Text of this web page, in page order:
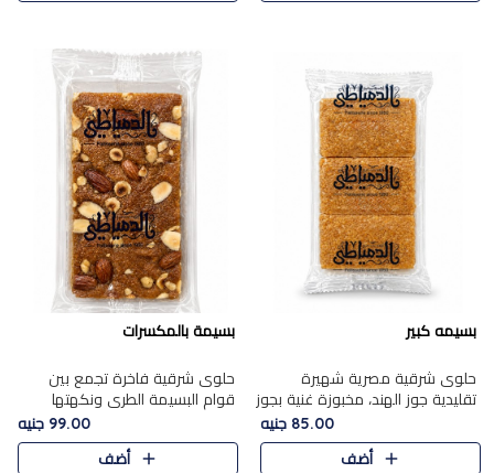
بسيمه كبير
حلوى شرقية مصرية شهيرة
تقليدية جوز الهند، مخبوزة غنية بجوز
الهند، بلمسه ذهبية وتتميز بقوامها
المرمل وطعمها اللذيذ الذي يشبه
البسبوسة. تُخبز..
85.00 جنيه
أضف
بسيمة بالمكسرات
حلوى شرقية فاخرة تجمع بين
قوام البسيمة الطري ونكهتها
الغنية، مزينة بتشكيلة مختارة من
اللوز والبندق والمكسرات الفاخرة.
مزيج متوازن من القوام ..
99.00 جنيه
أضف